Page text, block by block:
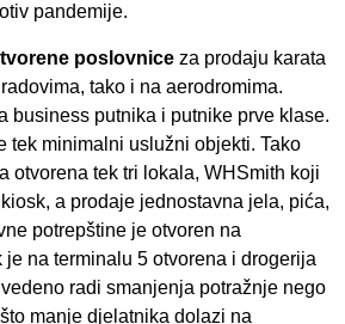
pandemije.
poslovnice za prodaju karata
tako i na aerodromima.
business putnika i putnike prve klase.
tek minimalni uslužni objekti. Tako
otvorena tek tri lokala, WHSmith koji
a prodaje jednostavna jela, pića,
potrepštine je otvoren na
je na terminalu 5 otvorena i drogerija
radi smanjenja potražnje nego
manje djelatnika dolazi na